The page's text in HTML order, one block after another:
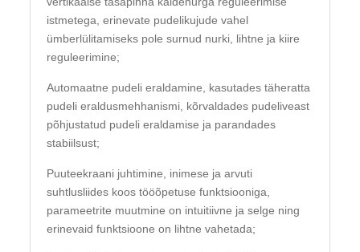
istmetega, erinevate pudelikujude vahel
ümberlülitamiseks pole surnud nurki, lihtne ja kiire
reguleerimine;
Automaatne pudeli eraldamine, kasutades täheratta
pudeli eraldusmehhanismi, kõrvaldades pudeliveast
põhjustatud pudeli eraldamise ja parandades
stabiilsust;
Puuteekraani juhtimine, inimese ja arvuti
suhtlusliides koos tööõpetuse funktsiooniga,
parameetrite muutmine on intuitiivne ja selge ning
erinevaid funktsioone on lihtne vahetada;